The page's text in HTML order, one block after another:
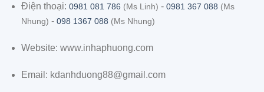
Điện thoại: 0981 081 786 (Ms Linh) - 0981 367 088 (Ms
Nhung) - 098 1367 088 (Ms Nhung)
Website: www.inhaphuong.com
Email: kdanhduong88@gmail.com